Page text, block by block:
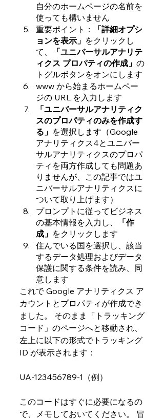
自分のホームページの名前を
使っても構いません
重要ポイント：
「詳細オプシ
ョンを表示」 をクリックし
て、
「ユニバーサルアナリテ
ィクス プロパティの作成」 の
トグルボタンをオンにします
www から始まるホームペー
ジの URL を入力します
「ユニバーサルアナリティク
スのプロパティのみを作成す
る」 を選択します（Google
アナリティクス4とユニバー
サルアナリティクスのプロパ
ティを両方作成しても問題あ
りませんが、この記事ではユ
ニバーサルアナリティクスに
ついて取り上げます）
プロンプトに従ってビジネス
の基本情報を入力し、
「作
成」 をクリックします
住んでいる国を選択し、該当
するデータ処理およびデータ
保護に関する条件を読み、同
意します
これで Google アナリティクス ア
カウントとプロパティが作成でき
ました。 そのまま「トラッキング
コード」のページへと移動され、
左上に以下の形式でトラッキング
ID が表示されます：
UA-123456789-1（例）
このコードはすぐに必要になるの
で、メモしておいてください。 冒